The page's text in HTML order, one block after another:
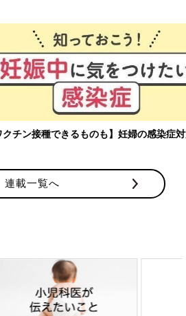
】妊婦の感染症対策、知っておいて！
連載一覧へ